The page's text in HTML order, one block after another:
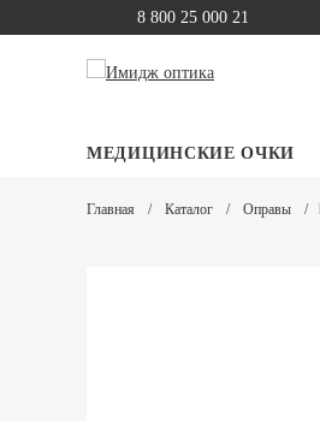
8 800 25 000 21
МЕДИЦИНСКИЕ ОЧКИ
Главная Каталог Оправы